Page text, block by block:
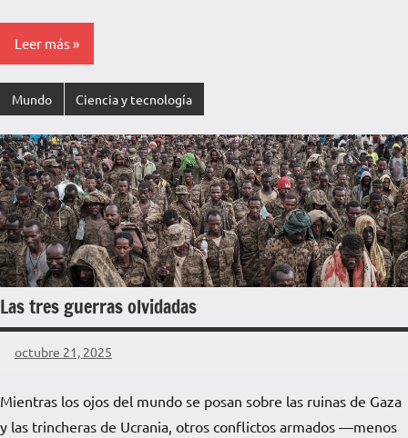
Leer más
Mundo Ciencia y tecnología
Las tres guerras olvidadas
octubre 21, 2025
La
de
La
Mientras los ojos del mundo se posan sobre las ruinas de Gaza
y las trincheras de Ucrania, otros conflictos armados —menos